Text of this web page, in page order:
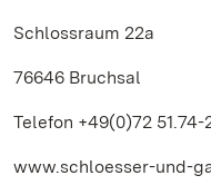
Schlossraum 22a
76646 Bruchsal
Telefon +49(0)72 51.74-
www.schloesser-und-